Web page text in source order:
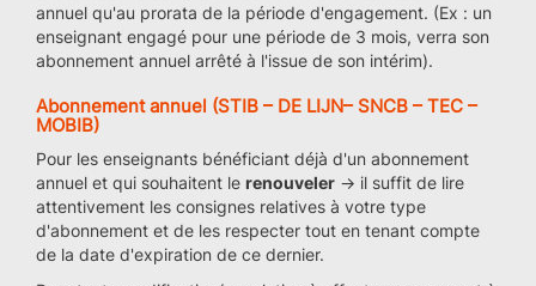
annuel qu'au prorata de la période d'engagement. (Ex : un
enseignant engagé pour une période de 3 mois, verra son
abonnement annuel arrêté à l'issue de son intérim).
Abonnement annuel (STIB – DE LIJN– SNCB – TEC –
MOBIB)
Pour les enseignants bénéficiant déjà d'un abonnement
annuel et qui souhaitent le renouveler → il suffit de lire
attentivement les consignes relatives à votre type
d'abonnement et de les respecter tout en tenant compte
de la date d'expiration de ce dernier.